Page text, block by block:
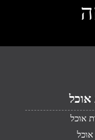
אוכל
אוכל